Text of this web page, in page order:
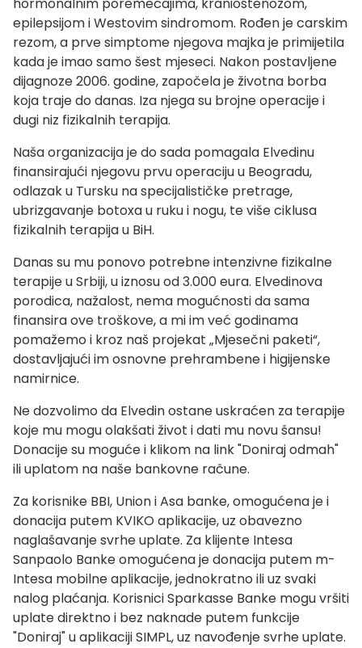
hormonalnim poremećajima, kraniostenozom,
epilepsijom i Westovim sindromom. Rođen je carskim
rezom, a prve simptome njegova majka je primijetila
kada je imao samo šest mjeseci. Nakon postavljene
dijagnoze 2006. godine, započela je životna borba
koja traje do danas. Iza njega su brojne operacije i
dugi niz fizikalnih terapija.
Naša organizacija je do sada pomagala Elvedinu
finansirajući njegovu prvu operaciju u Beogradu,
odlazak u Tursku na specijalističke pretrage,
ubrizgavanje botoxa u ruku i nogu, te više ciklusa
fizikalnih terapija u BiH.
Danas su mu ponovo potrebne intenzivne fizikalne
terapije u Srbiji, u iznosu od 3.000 eura. Elvedinova
porodica, nažalost, nema mogućnosti da sama
finansira ove troškove, a mi im već godinama
pomažemo i kroz naš projekat „Mjesečni paketi“,
dostavljajući im osnovne prehrambene i higijenske
namirnice.
Ne dozvolimo da Elvedin ostane uskraćen za terapije
koje mu mogu olakšati život i dati mu novu šansu!
Donacije su moguće i klikom na link "Doniraj odmah"
ili uplatom na naše bankovne račune.
Za korisnike BBI, Union i Asa banke, omogućena je i
donacija putem KVIKO aplikacije, uz obavezno
naglašavanje svrhe uplate. Za klijente Intesa
Sanpaolo Banke omogućena je donacija putem m-
Intesa mobilne aplikacije, jednokratno ili uz svaki
nalog plaćanja. Korisnici Sparkasse Banke mogu vršiti
uplate direktno i bez naknade putem funkcije
"Doniraj" u aplikaciji SIMPL, uz navođenje svrhe uplate.